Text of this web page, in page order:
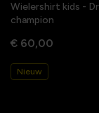
Wielershirt kids -
champion
€ 60,00
Nieuw